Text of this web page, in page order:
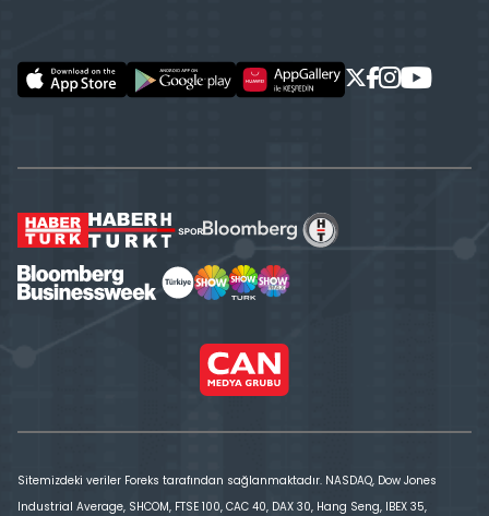
Sitemizdeki veriler Foreks tarafından sağlanmaktadır. NASDAQ, Dow Jones
Industrial Average, SHCOM, FTSE 100, CAC 40, DAX 30, Hang Seng, IBEX 35,